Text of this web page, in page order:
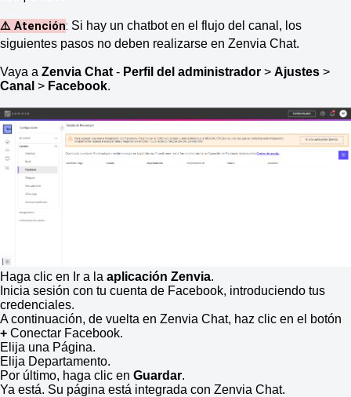
⚠️ Atención: Si hay un chatbot en el flujo del canal, los
siguientes pasos no deben realizarse en Zenvia Chat.
Vaya a Zenvia Chat - Perfil del administrador > Ajustes >
Canal > Facebook.
Haga clic en Ir a la aplicación Zenvia.
Inicia sesión con tu cuenta de Facebook, introduciendo tus
credenciales.
A continuación, de vuelta en Zenvia Chat, haz clic en el botón
+ Conectar Facebook.
Elija una Página.
Elija Departamento.
Por último, haga clic en Guardar.
Ya está. Su página está integrada con Zenvia Chat.